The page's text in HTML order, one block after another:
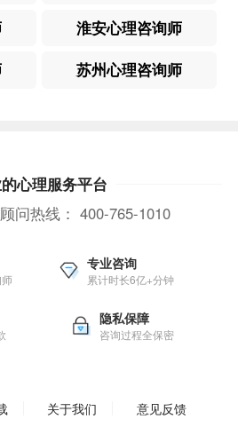
淮安心理咨询师
苏州心理咨询师
心理服务平台
问热线： 400-765-1010
专业咨询
累计时长6亿+分钟
隐私保障
咨询过程全保密
关于我们 意见反馈